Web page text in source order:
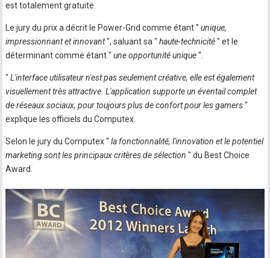
est totalement gratuite.
Le jury du prix a décrit le Power-Grid comme étant " unique,
impressionnant et innovant", saluant sa " haute-technicité" et le
déterminant comme étant " une opportunité unique".
" L'interface utilisateur n'est pas seulement créative, elle est également
visuellement très attractive. L'application supporte un éventail complet
de réseaux sociaux, pour toujours plus de confort pour les gamers"
explique les officiels du Computex.
Selon le jury du Computex " la fonctionnalité, l'innovation et le potentiel
marketing sont les principaux critères de sélection" du Best Choice
Award.